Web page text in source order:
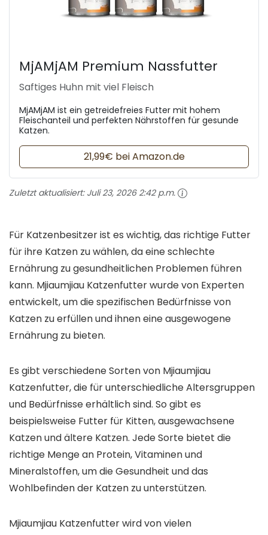
MjAMjAM Premium Nassfutter
Saftiges Huhn mit viel Fleisch
MjAMjAM ist ein getreidefreies Futter mit hohem
Fleischanteil und perfekten Nährstoffen für gesunde
Katzen.
21,99€ bei Amazon.de
Zuletzt aktualisiert: Juli 23, 2026 2:42 p.m.
Für Katzenbesitzer ist es wichtig, das richtige Futter
für ihre Katzen zu wählen, da eine schlechte
Ernährung zu gesundheitlichen Problemen führen
kann. Mjiaumjiau Katzenfutter wurde von Experten
entwickelt, um die spezifischen Bedürfnisse von
Katzen zu erfüllen und ihnen eine ausgewogene
Ernährung zu bieten.
Es gibt verschiedene Sorten von Mjiaumjiau
Katzenfutter, die für unterschiedliche Altersgruppen
und Bedürfnisse erhältlich sind. So gibt es
beispielsweise Futter für Kitten, ausgewachsene
Katzen und ältere Katzen. Jede Sorte bietet die
richtige Menge an Protein, Vitaminen und
Mineralstoffen, um die Gesundheit und das
Wohlbefinden der Katzen zu unterstützen.
Mjiaumjiau Katzenfutter wird von vielen